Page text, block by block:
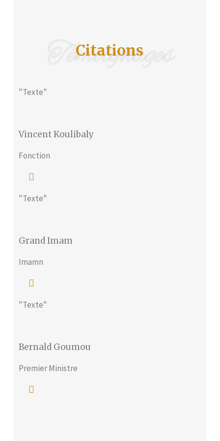
Témoignages
"Texte"
Vincent Koulibaly
Fonction
"Texte"
Grand Imam
Imamn
"Texte"
Bernald Goumou
Premier Ministre
Citations